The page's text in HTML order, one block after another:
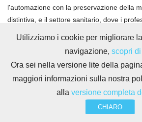
l'automazione con la preservazione della
distintiva, e il settore sanitario, dove i
clinica. Il settore bancario e finanziario
etiche e regolatorie sui bias algoritmici
mentre il retail affronta tensioni tra
e mantenimento del servizio
professionali devono ripensare i modelli di
comprime il tempo richiesto per attività
Utilizziamo i cookie per migliorare
navigazione, scopri
Ora sei nella versione lite della
maggiori informazioni sulla nostra
alla versione completa
CHIARO